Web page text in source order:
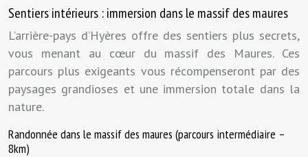
Sentiers intérieurs : immersion dans le massif des maures
L’arrière-pays d’Hyères offre des sentiers plus secrets,
vous menant au cœur du massif des Maures. Ces
parcours plus exigeants vous récompenseront par des
paysages grandioses et une immersion totale dans la
nature.
Randonnée dans le massif des maures (parcours intermédiaire –
8km)